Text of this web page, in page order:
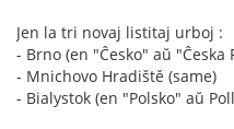
Jen la tri novaj listitaj urboj :
- Brno (en "Ĉesko" aŭ "Ĉeska
- Mnichovo Hradiště (same)
- Bialystok (en "Polsko" aŭ